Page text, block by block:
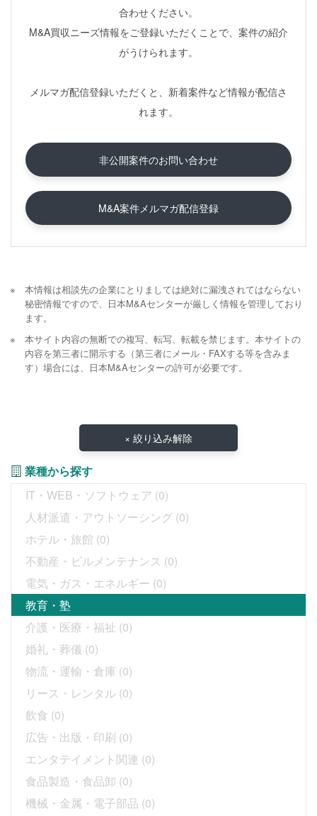
合わせください。
M&A買収ニーズ情報をご登録いただくことで、案件の紹介
がうけられます。
メルマガ配信登録いただくと、新着案件など情報が配信さ
れます。
非公開案件のお問い合わせ
M&A案件メルマガ配信登録
本情報は相談先の企業にとりましては絶対に漏洩されてはならない
秘密情報ですので、日本M&Aセンターが厳しく情報を管理しており
ます。
本サイト内容の無断での複写、転写、転載を禁じます。本サイトの
内容を第三者に開示する（第三者にメール・FAXする等を含みま
す）場合には、日本M&Aセンターの許可が必要です。
× 絞り込み解除
業種から探す
IT・WEB・ソフトウェア (0)
人材派遣・アウトソーシング (0)
ホテル・旅館 (0)
不動産・ビルメンテナンス (0)
電気・ガス・エネルギー (0)
教育・塾
介護・医療・福祉 (0)
婚礼・葬儀 (0)
物流・運輸・倉庫 (0)
リース・レンタル (0)
飲食 (0)
広告・出版・印刷 (0)
エンタテイメント関連 (0)
食品製造・食品卸 (0)
機械・金属・電子部品 (0)